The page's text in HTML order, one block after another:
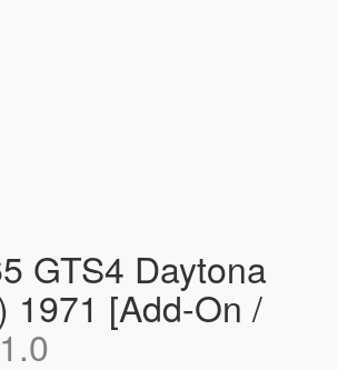
GTS4 Daytona
1971 [Add-On /
1.0